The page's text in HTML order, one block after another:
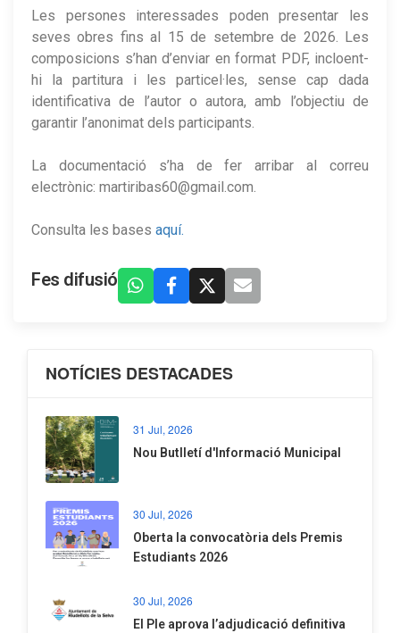
Les persones interessades poden presentar les
seves obres fins al 15 de setembre de 2026. Les
composicions s’han d’enviar en format PDF, incloent-
hi la partitura i les particel·les, sense cap dada
identificativa de l’autor o autora, amb l’objectiu de
garantir l’anonimat dels participants.
La documentació s’ha de fer arribar al correu
electrònic: martiribas60@gmail.com.
Consulta les bases aquí.
Fes difusió
NOTÍCIES DESTACADES
31 Jul, 2026
Nou Butlletí d'Informació Municipal
30 Jul, 2026
Oberta la convocatòria dels Premis
Estudiants 2026
30 Jul, 2026
El Ple aprova l’adjudicació definitiva